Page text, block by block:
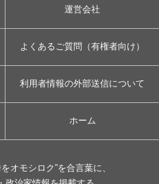
運営会社
よくあるご質問（有権者向け）
利用者情報の外部送信について
ホーム
オモシロク”を合言葉に、